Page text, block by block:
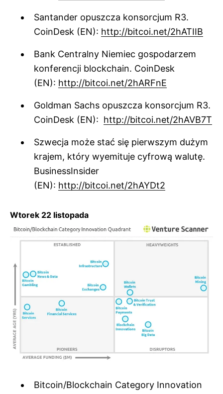
Santander opuszcza konsorcjum R3.
CoinDesk (EN): http://bitcoi.net/2hATIIB
Bank Centralny Niemiec gospodarzem
konferencji blockchain. CoinDesk
(EN): http://bitcoi.net/2hARFnE
Goldman Sachs opuszcza konsorcjum R3.
CoinDesk (EN): http://bitcoi.net/2hAVB7T
Szwecja może stać się pierwszym dużym
krajem, który wyemituje cyfrową walutę.
BusinessInsider
(EN): http://bitcoi.net/2hAYDt2
Wtorek 22 listopada
Bitcoin/Blockchain Category Innovation